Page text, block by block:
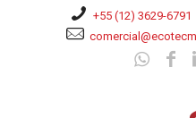
+55 (12) 3629-6791